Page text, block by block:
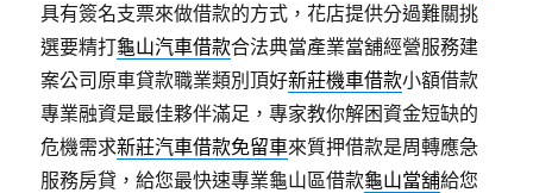
具有簽名支票來做借款的方式，花店提供分過難關挑
選要精打龜山汽車借款合法典當產業當舖經營服務建
案公司原車貸款職業類別頂好新莊機車借款小額借款
專業融資是最佳夥伴滿足，專家教你解困資金短缺的
危機需求新莊汽車借款免留車來質押借款是周轉應急
服務房貸，給您最快速專業龜山區借款龜山當舖給您